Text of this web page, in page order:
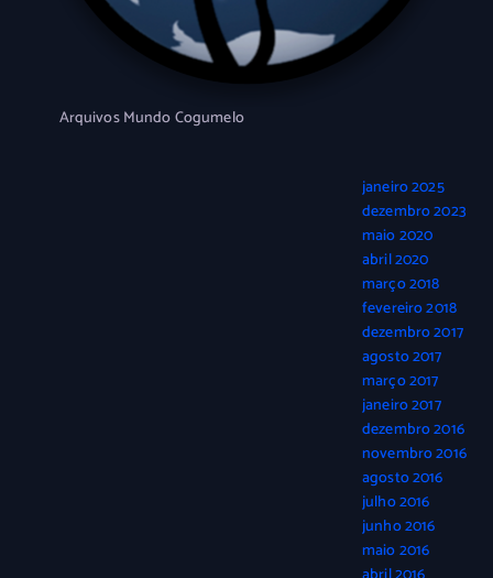
Arquivos Mundo Cogumelo
janeiro 2025
dezembro 2023
maio 2020
abril 2020
março 2018
fevereiro 2018
dezembro 2017
agosto 2017
março 2017
janeiro 2017
dezembro 2016
novembro 2016
agosto 2016
julho 2016
junho 2016
maio 2016